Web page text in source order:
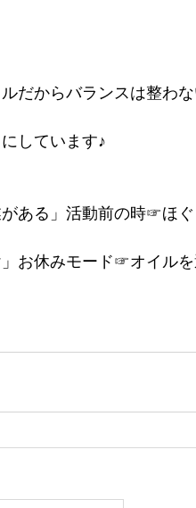
だからバランスは整わ
しています♪
ある」活動前の時☞ほ
」お休みモード☞オイル